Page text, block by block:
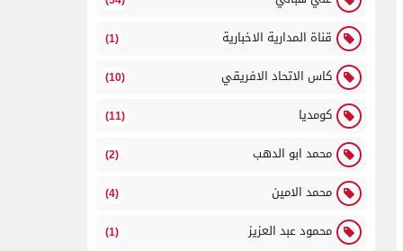
قناة المدارية الاخبارية (1)
كاس الاتحاد الافريقي (10)
كومديا (11)
محمد ابو الدهب (2)
محمد الامين (4)
محمود عبد العزيز (1)